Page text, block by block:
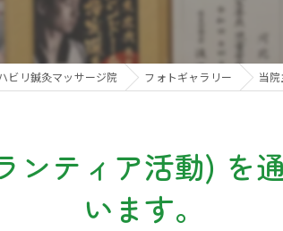
ビリ鍼灸マッサージ院 フォトギャラリー 当
ンティア活動) を
います。